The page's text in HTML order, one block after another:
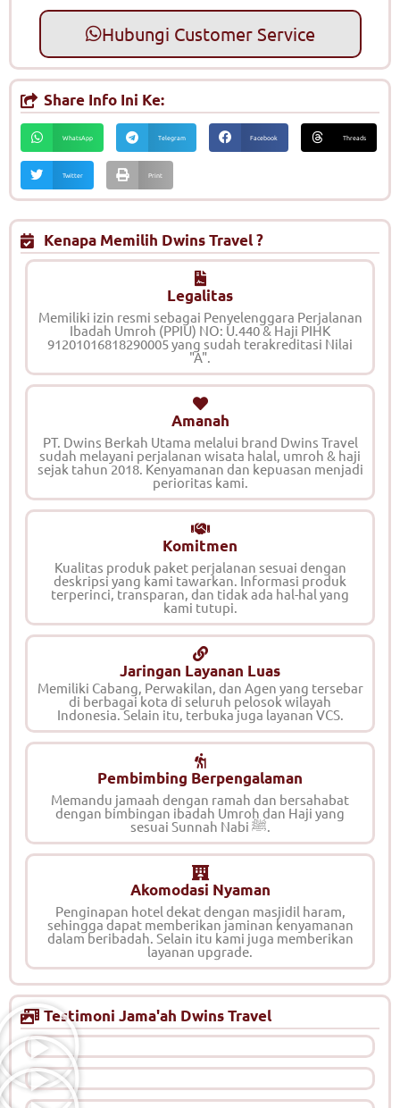
Hubungi Customer Service
Share Info Ini Ke:
WhatsApp Telegram Facebook Threads
Twitter Print
Kenapa Memilih Dwins Travel ?
Legalitas
Memiliki izin resmi sebagai Penyelenggara Perjalanan
Ibadah Umroh (PPIU) NO: U.440 & Haji PIHK
91201016818290005 yang sudah terakreditasi Nilai
"A".
Amanah
PT. Dwins Berkah Utama melalui brand Dwins Travel
sudah melayani perjalanan wisata halal, umroh & haji
sejak tahun 2018. Kenyamanan dan kepuasan menjadi
perioritas kami.
Komitmen
Kualitas produk paket perjalanan sesuai dengan
deskripsi yang kami tawarkan. Informasi produk
terperinci, transparan, dan tidak ada hal-hal yang
kami tutupi.
Jaringan Layanan Luas
Memiliki Cabang, Perwakilan, dan Agen yang tersebar
di berbagai kota di seluruh pelosok wilayah
Indonesia. Selain itu, terbuka juga layanan VCS.
Pembimbing Berpengalaman
Memandu jamaah dengan ramah dan bersahabat
dengan bimbingan ibadah Umroh dan Haji yang
sesuai Sunnah Nabi ﷺ.
Akomodasi Nyaman
Penginapan hotel dekat dengan masjidil haram,
sehingga dapat memberikan jaminan kenyamanan
dalam beribadah. Selain itu kami juga memberikan
layanan upgrade.
Testimoni Jama'ah Dwins Travel